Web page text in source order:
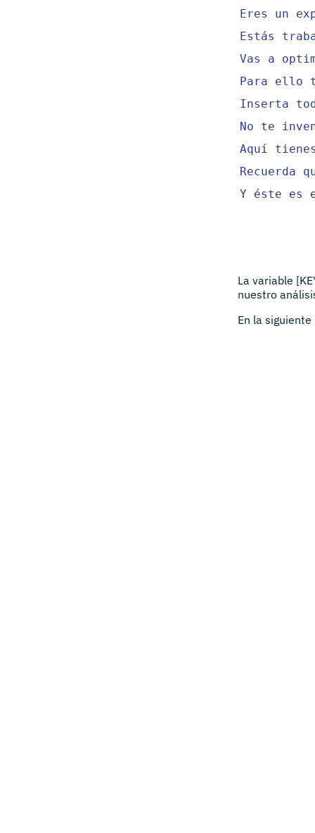
Eres un
Estás
Vas a
Para ello
Inserta
No te
Aquí
Recuerda
Y éste es
La variable
nuestro
En la